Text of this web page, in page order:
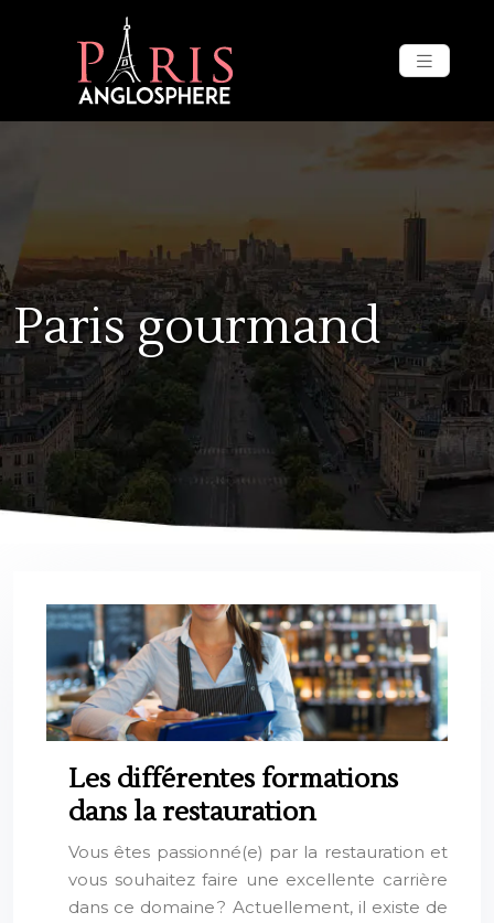
Paris gourmand
Les différentes formations
dans la restauration
Vous êtes passionné(e) par la restauration et
vous souhaitez faire une excellente carrière
dans ce domaine ? Actuellement, il existe de